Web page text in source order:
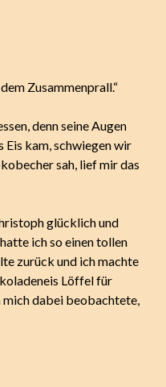
Zusammenprall.“
denn seine Augen
Eis kam, schwiegen wir
sah, lief mir das
glücklich und
ich so einen tollen
zurück und ich machte
Löffel für
dabei beobachtete,